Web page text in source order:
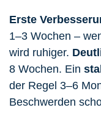
Erste
1–3 Wochen –
wird ruhiger.
8 Wochen. Ein
der Regel 3–6
Beschwerden